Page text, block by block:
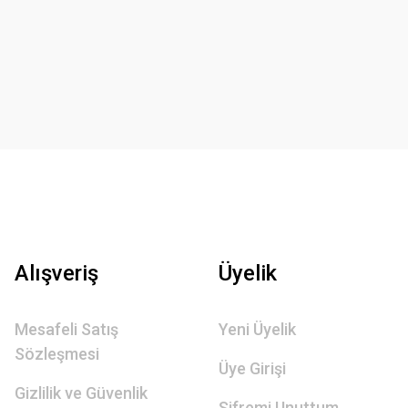
Alışveriş
Mesafeli Satış
Sözleşmesi
Gizlilik ve Güvenlik
Üyelik
Yeni Üyelik
Üye Girişi